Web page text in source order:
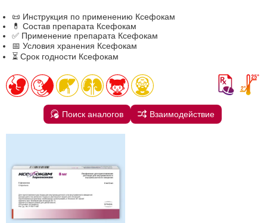
📜 Инструкция по применению Ксефокам
💊 Состав препарата Ксефокам
✅ Применение препарата Ксефокам
📅 Условия хранения Ксефокам
⏳ Срок годности Ксефокам
Поиск аналогов Взаимодействие